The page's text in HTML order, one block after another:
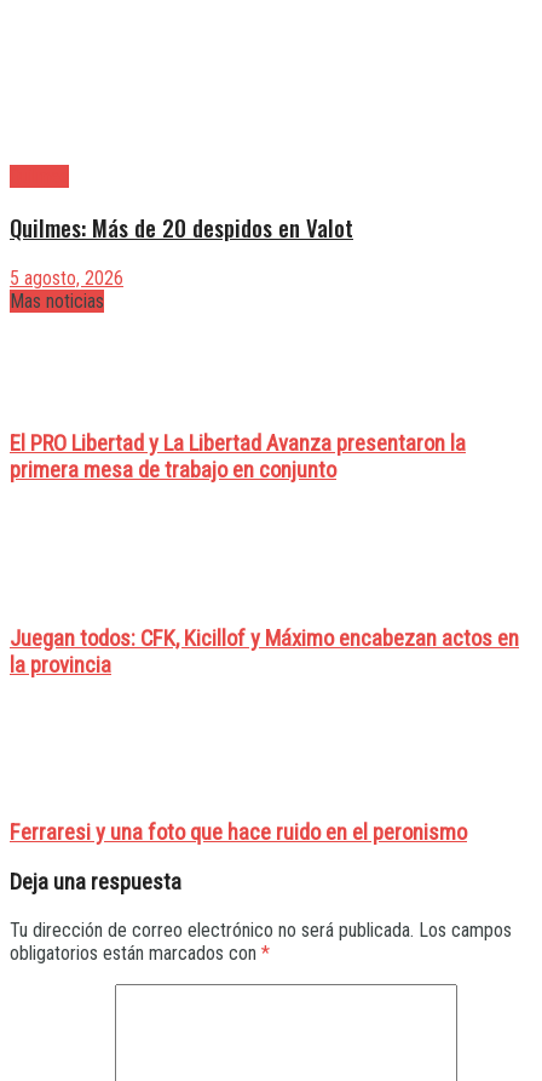
Quilmes: Más de 20 despidos en Valot
5 agosto, 2026
Mas noticias
El PRO Libertad y La Libertad Avanza presentaron la
primera mesa de trabajo en conjunto
Juegan todos: CFK, Kicillof y Máximo encabezan actos en
la provincia
Ferraresi y una foto que hace ruido en el peronismo
Deja una respuesta
Tu dirección de correo electrónico no será publicada. Los campos
obligatorios están marcados con *